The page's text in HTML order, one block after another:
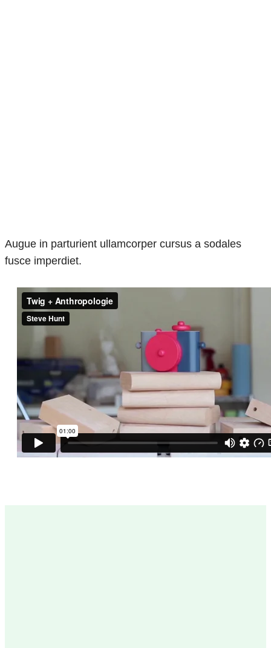
Augue in parturient ullamcorper cursus a sodales
fusce imperdiet.